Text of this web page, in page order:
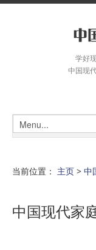
学好
中国现
当前位置： 主页 > 中
中国现代家